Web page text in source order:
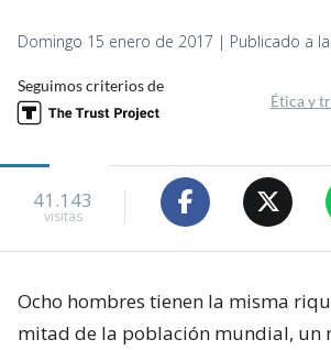
Domingo 15 enero de 2017 | Publicado a
Seguimos criterios de
Ética y
41.143
visitas
Ocho hombres tienen la misma
mitad de la población mundial, un